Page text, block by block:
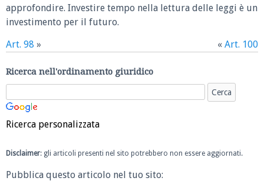
approfondire. Investire tempo nella lettura delle leggi è un
investimento per il futuro.
Art. 98 » « Art. 100
Ricerca nell'ordinamento giuridico
Ricerca personalizzata
Disclaimer: gli articoli presenti nel sito potrebbero non essere aggiornati.
Pubblica questo articolo nel tuo sito: